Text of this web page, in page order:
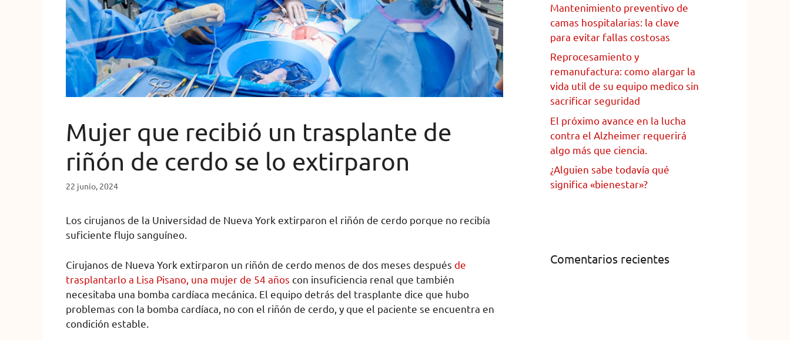
Mujer que recibió un trasplante de
riñón de cerdo se lo extirparon
22 junio, 2024
Los cirujanos de la Universidad de Nueva York extirparon el riñón de cerdo porque no recibía
suficiente flujo sanguíneo.
Cirujanos de Nueva York extirparon un riñón de cerdo menos de dos meses después de
trasplantarlo a Lisa Pisano, una mujer de 54 años con insuficiencia renal que también
necesitaba una bomba cardíaca mecánica. El equipo detrás del trasplante dice que hubo
problemas con la bomba cardíaca, no con el riñón de cerdo, y que el paciente se encuentra en
condición estable.
Mantenimiento preventivo de
camas hospitalarias: la clave
para evitar fallas costosas
Reprocesamiento y
remanufactura: como alargar la
vida util de su equipo medico sin
sacrificar seguridad
El próximo avance en la lucha
contra el Alzheimer requerirá
algo más que ciencia.
¿Alguien sabe todavía qué
significa «bienestar»?
Comentarios recientes